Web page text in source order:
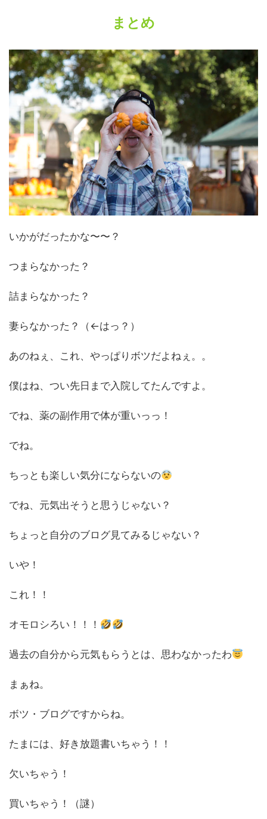
まとめ
いかがだったかな〜〜？
つまらなかった？
詰まらなかった？
妻らなかった？（←はっ？）
あのねぇ、これ、やっぱりボツだよねぇ。。
僕はね、つい先日まで入院してたんですよ。
でね、薬の副作用で体が重いっっ！
でね。
ちっとも楽しい気分にならないの
でね、元気出そうと思うじゃない？
ちょっと自分のブログ見てみるじゃない？
いや！
これ！！
オモロシろい！！！
過去の自分から元気もらうとは、思わなかったわ
まぁね。
ボツ・ブログですからね。
たまには、好き放題書いちゃう！！
欠いちゃう！
買いちゃう！（謎）